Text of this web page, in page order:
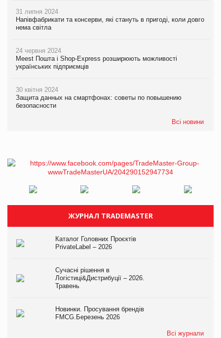
31 липня 2024
Напівфабрикати та консерви, які стануть в пригоді, коли довго
нема світла
24 червня 2024
Meest Пошта і Shop-Express розширюють можливості
українських підприємців
30 квітня 2024
Защита данных на смартфонах: советы по повышению
безопасности
Всі новини
ЖУРНАЛ TRADEMASTER
Каталог Головних Проєктів
PrivateLabel – 2026
Сучасні рішення в
Логістиці&Дистрибуції – 2026.
Травень
Новинки. Просування брендів
FMCG.Березень 2026
Всі журнали